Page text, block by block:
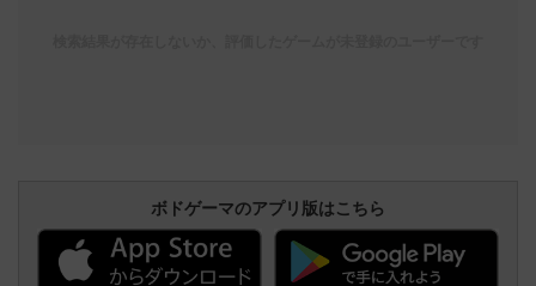
ボドゲーマのアプリ版はこちら